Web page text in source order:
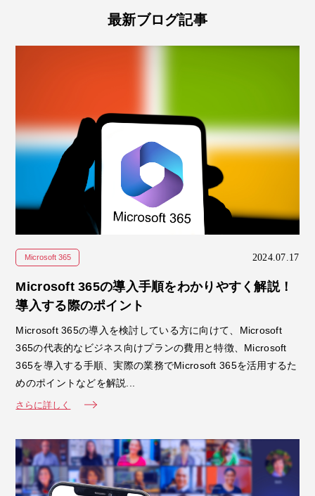
最新ブログ記事
Microsoft 365 2024.07.17
Microsoft 365の導入手順をわかりやすく解説！
導入する際のポイント
Microsoft 365の導入を検討している方に向けて、Microsoft
365の代表的なビジネス向けプランの費用と特徴、Microsoft
365を導入する手順、実際の業務でMicrosoft 365を活用するた
めのポイントなどを解説...
さらに詳しく